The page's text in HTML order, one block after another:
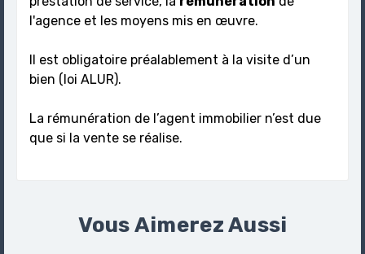
l'agence et les moyens mis en œuvre.
Il est obligatoire préalablement à la visite d’un
bien (loi ALUR).
La rémunération de l’agent immobilier n’est due
que si la vente se réalise.
Vous Aimerez Aussi